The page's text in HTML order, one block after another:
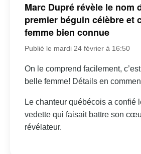
Marc Dupré révèle le nom
premier béguin célèbre et
femme bien connue
Publié le mardi 24 février à 16:50
On le comprend facilement,
belle femme! Détails en
Le chanteur québécois a confié
vedette qui faisait battre son
révélateur.